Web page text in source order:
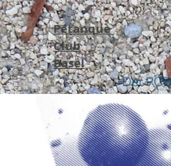
Pétanque
Club
Basel
Der PCB